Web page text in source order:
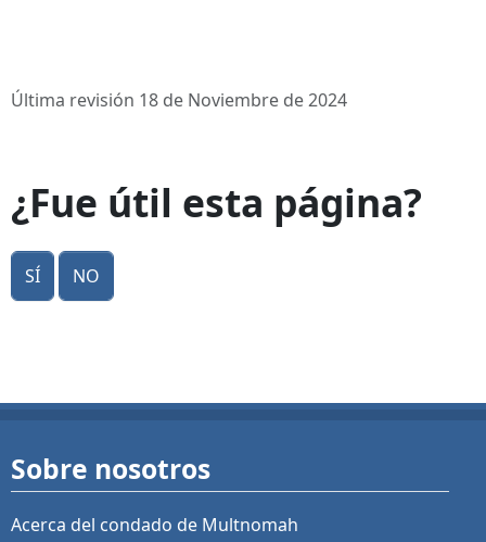
Última revisión 18 de Noviembre de 2024
¿Fue útil esta página?
Sí No
Sobre nosotros
Acerca del condado de Multnomah